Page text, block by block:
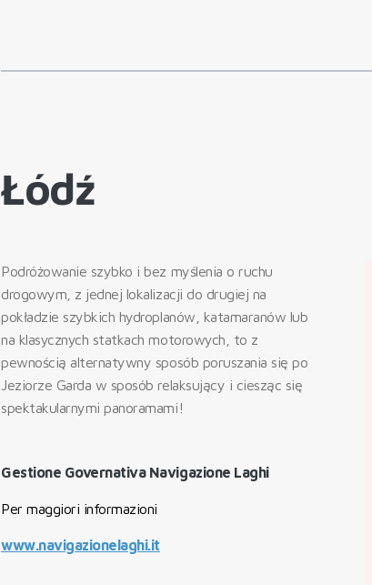
Łódź
Podróżowanie szybko i bez myślenia o ruchu
drogowym, z jednej lokalizacji do drugiej na
pokładzie szybkich hydroplanów, katamaranów lub
na klasycznych statkach motorowych, to z
pewnością alternatywny sposób poruszania się po
Jeziorze Garda w sposób relaksujący i ciesząc się
spektakularnymi panoramami!
Gestione Governativa Navigazione Laghi
Per maggiori informazioni
www.navigazionelaghi.it